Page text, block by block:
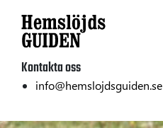
Kontakta oss
info@hemslojdsguiden.se